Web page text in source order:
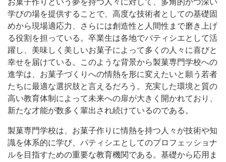
お菓子作りという夢を持つ人々に対して、多角的かつ深い
学びの場を提供することで、高度な技術者としての基礎固
めから現場適応力、さらには創造性と人間性まで磨き上げ
る役割を担っている。卒業生は各地でパティシエとして活
躍し、美味しく美しいお菓子によって多くの人々に喜びと
幸せを届けている。このような背景から製菓専門学校への
進学は、お菓子づくりへの情熱を形に変えたいと願う若者
たちに最適な選択肢と言えるだろう。充実した環境と質の
高い教育体制によって未来への扉が大きく開かれており、
新たな才能が数多く輩出され続けているのである。
製菓専門学校は、お菓子作りに情熱を持つ人々が技術や知
識を体系的に学び、パティシエとしてのプロフェッショナ
ルを目指すための重要な教育機関である。基礎から応用ま